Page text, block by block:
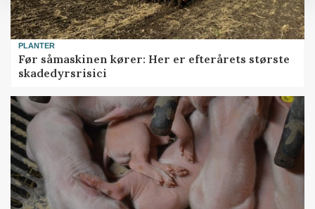
PLANTER
Før såmaskinen kører: Her er efterårets største
skadedyrsrisici